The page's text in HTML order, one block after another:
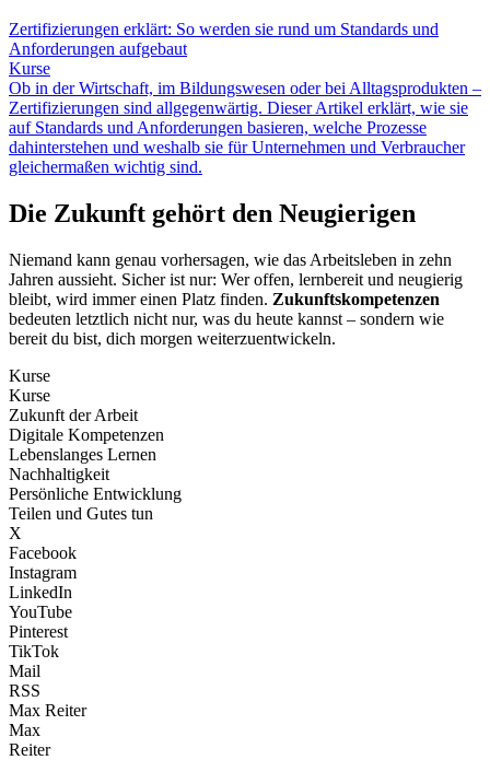
Zertifizierungen erklärt: So werden sie rund um Standards und
Anforderungen aufgebaut
Kurse
Ob in der Wirtschaft, im Bildungswesen oder bei Alltagsprodukten –
Zertifizierungen sind allgegenwärtig. Dieser Artikel erklärt, wie sie
auf Standards und Anforderungen basieren, welche Prozesse
dahinterstehen und weshalb sie für Unternehmen und Verbraucher
gleichermaßen wichtig sind.
Die Zukunft gehört den Neugierigen
Niemand kann genau vorhersagen, wie das Arbeitsleben in zehn
Jahren aussieht. Sicher ist nur: Wer offen, lernbereit und neugierig
bleibt, wird immer einen Platz finden. Zukunftskompetenzen
bedeuten letztlich nicht nur, was du heute kannst – sondern wie
bereit du bist, dich morgen weiterzuentwickeln.
Kurse
Kurse
Zukunft der Arbeit
Digitale Kompetenzen
Lebenslanges Lernen
Nachhaltigkeit
Persönliche Entwicklung
Teilen und Gutes tun
X
Facebook
Instagram
LinkedIn
YouTube
Pinterest
TikTok
Mail
RSS
Max Reiter
Max
Reiter